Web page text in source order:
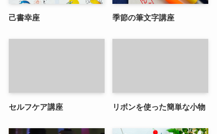
己書幸座 季節の筆文字講座
セルフケア講座 リボンを使った簡単な小物